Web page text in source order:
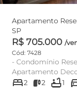
Apartamento
SP
R$ 705.000 /
Cód: 7428
- Condomínio
Apartamento Decorado e
em dois
bed2 2 bathtub1